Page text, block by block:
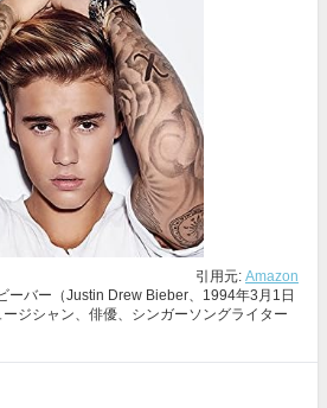
引用元: Amazon
ーバー（Justin Drew Bieber、1994年3月1日
ジシャン、俳優、シンガーソングライター